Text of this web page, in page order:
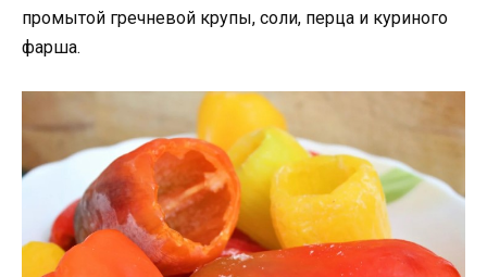
промытой гречневой крупы, соли, перца и куриного
фарша.